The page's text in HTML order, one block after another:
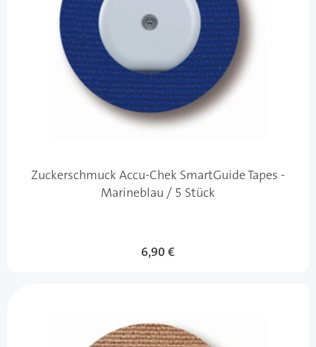
Zuckerschmuck Accu-Chek SmartGuide Tapes -
Marineblau / 5 Stück
6,90 €